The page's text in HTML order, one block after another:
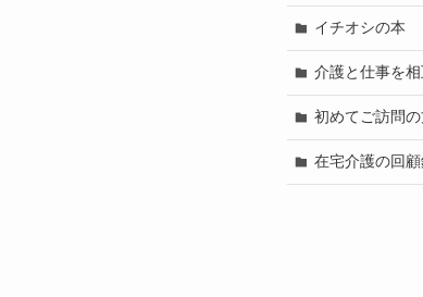
イチオシの本
介護と仕事を
初めてご訪問
在宅介護の回